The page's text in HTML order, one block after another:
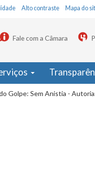
Alto contraste Mapa do
Fale com a Câmara
Golpe: Sem Anistia -